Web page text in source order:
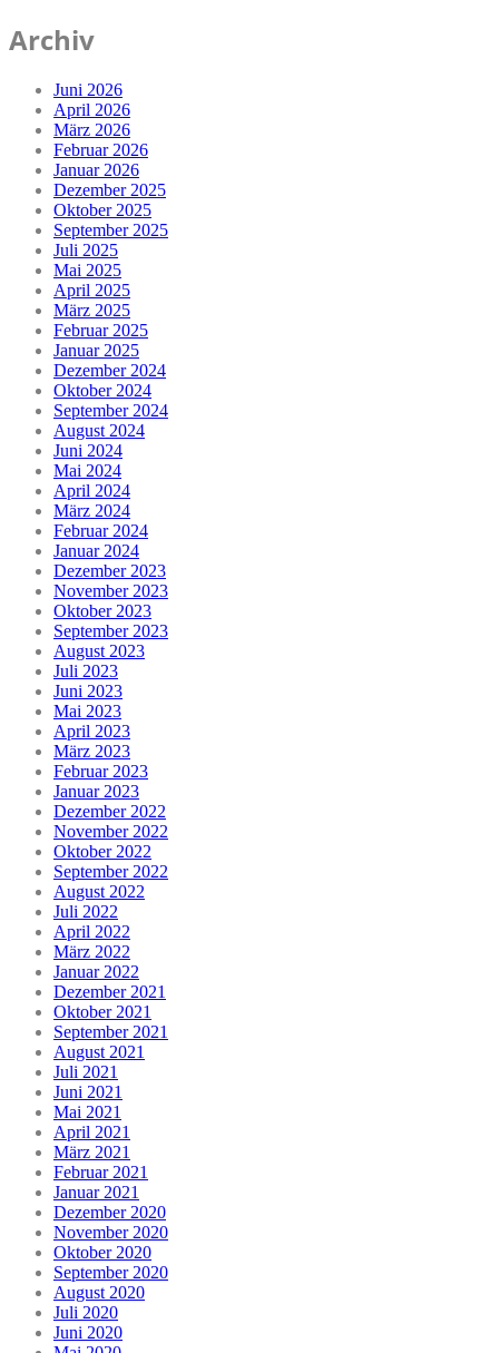
Archiv
Juni 2026
April 2026
März 2026
Februar 2026
Januar 2026
Dezember 2025
Oktober 2025
September 2025
Juli 2025
Mai 2025
April 2025
März 2025
Februar 2025
Januar 2025
Dezember 2024
Oktober 2024
September 2024
August 2024
Juni 2024
Mai 2024
April 2024
März 2024
Februar 2024
Januar 2024
Dezember 2023
November 2023
Oktober 2023
September 2023
August 2023
Juli 2023
Juni 2023
Mai 2023
April 2023
März 2023
Februar 2023
Januar 2023
Dezember 2022
November 2022
Oktober 2022
September 2022
August 2022
Juli 2022
April 2022
März 2022
Januar 2022
Dezember 2021
Oktober 2021
September 2021
August 2021
Juli 2021
Juni 2021
Mai 2021
April 2021
März 2021
Februar 2021
Januar 2021
Dezember 2020
November 2020
Oktober 2020
September 2020
August 2020
Juli 2020
Juni 2020